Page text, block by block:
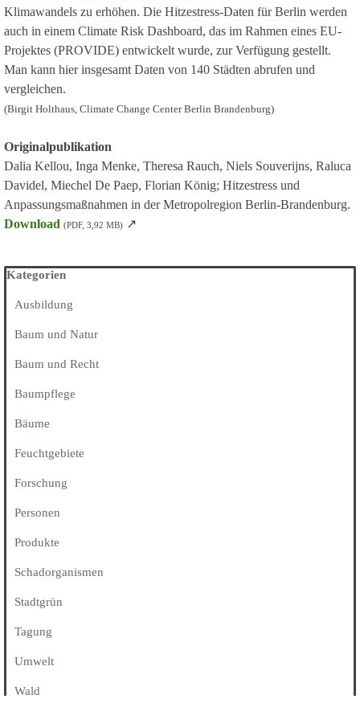
Klimawandels zu erhöhen. Die Hitzestress-Daten für Berlin werden
auch in einem Climate Risk Dashboard, das im Rahmen eines EU-
Projektes (PROVIDE) entwickelt wurde, zur Verfügung gestellt.
Man kann hier insgesamt Daten von 140 Städten abrufen und
vergleichen.
(Birgit Holthaus, Climate Change Center Berlin Brandenburg)
Originalpublikation
Dalia Kellou, Inga Menke, Theresa Rauch, Niels Souverijns, Raluca
Davidel, Miechel De Paep, Florian König; Hitzestress und
Anpassungsmaßnahmen in der Metropolregion Berlin-Brandenburg.
Download (PDF, 3,92 MB) ↗
Block überspringen Kategorien
Kategorien
Ausbildung
Baum und Natur
Baum und Recht
Baumpflege
Bäume
Feuchtgebiete
Forschung
Personen
Produkte
Schadorganismen
Stadtgrün
Tagung
Umwelt
Wald